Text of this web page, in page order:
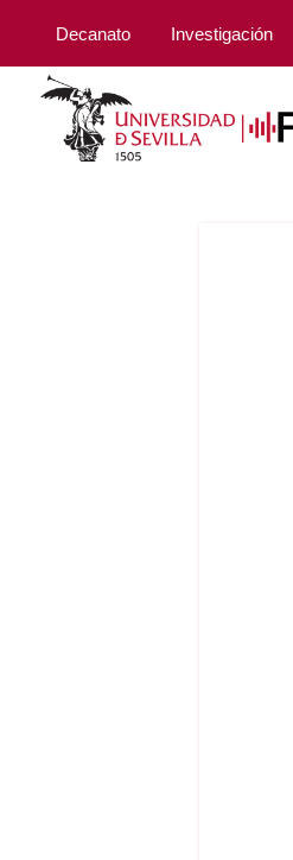
Decanato Investigación